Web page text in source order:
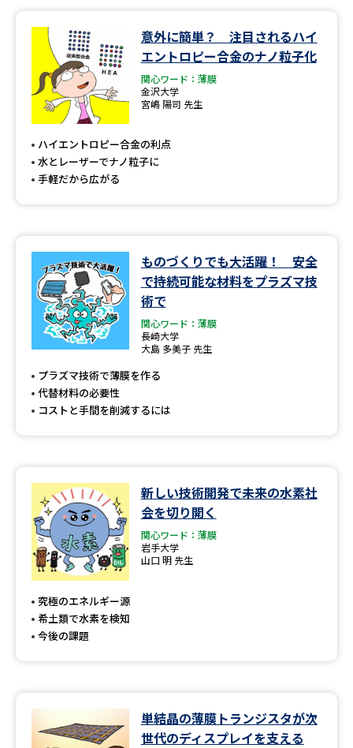
データサイエンス特集 奨学金・特待生制度特集
デジタルパンフレット 進路の３択
新学年スタート号特集ページ
（高3生用）
SELFBRAND特集ページ
オープンキャンパス検索 実施プログラムから探す
来場型・Web型イベント特集
先輩が入学を決めた理由 テレメール全国一斉進学調査
新生活お役立ちガイド
学問発見
学問のミニ講義「夢ナビ講義」 学問分野解説
意外に簡単？ 注目されるハイ
エントロピー合金のナノ粒子化
関心ワード：薄膜
金沢大学
宮嶋 陽司 先生
ハイエントロピー合金の利点
水とレーザーでナノ粒子に
手軽だから広がる
ものづくりでも大活躍！ 安全
で持続可能な材料をプラズマ技
術で
関心ワード：薄膜
長崎大学
大島 多美子 先生
プラズマ技術で薄膜を作る
代替材料の必要性
コストと手間を削減するには
新しい技術開発で未来の水素社
会を切り開く
関心ワード：薄膜
岩手大学
山口 明 先生
究極のエネルギー源
希土類で水素を検知
今後の課題
単結晶の薄膜トランジスタが次
世代のディスプレイを支える